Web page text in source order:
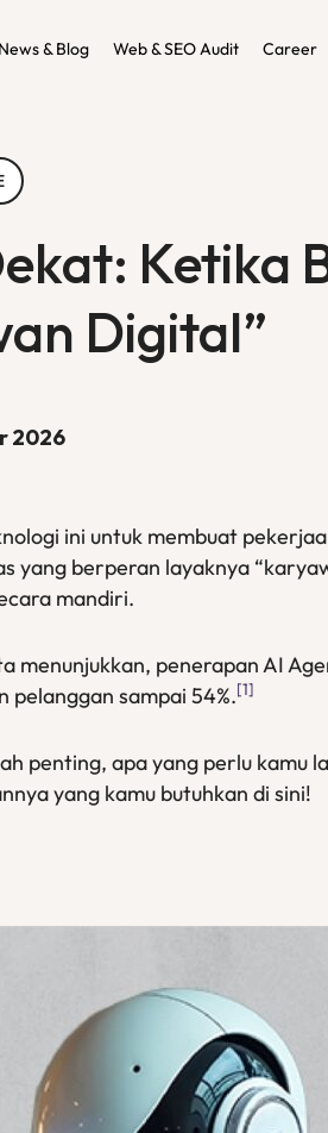
News & Blog Web & SEO Audit Career
Ketika
Digital”
2026
ini untuk membuat
yang berperan layaknya
mandiri.
menunjukkan, penerapan AI
sampai 54%.[1]
penting, apa yang perlu kamu
yang kamu butuhkan di sini!